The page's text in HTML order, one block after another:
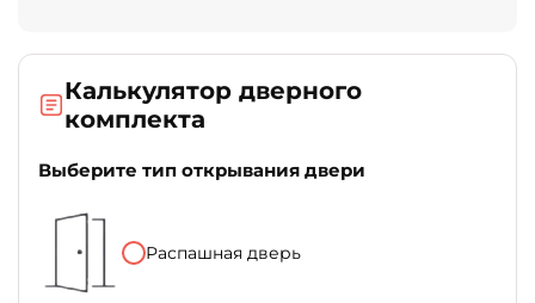
Калькулятор дверного
комплекта
Выберите тип открывания двери
Распашная дверь